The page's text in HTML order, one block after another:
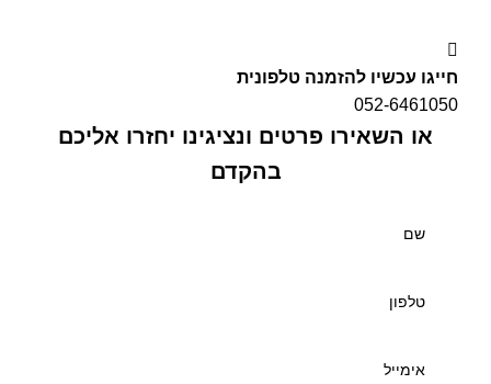
חייגו עכשיו להזמנה טלפונית
052-6461050
או השאירו פרטים ונציגינו יחזרו אליכם
בהקדם